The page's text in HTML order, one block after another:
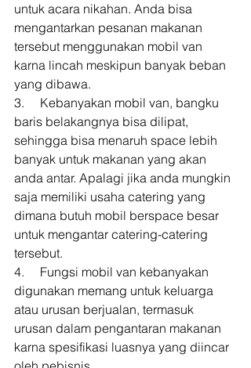
untuk acara nikahan. Anda bisa
mengantarkan pesanan makanan
tersebut menggunakan mobil van
karna lincah meskipun banyak beban
yang dibawa.
3.     Kebanyakan mobil van, bangku
baris belakangnya bisa dilipat,
sehingga bisa menaruh space lebih
banyak untuk makanan yang akan
anda antar. Apalagi jika anda mungkin
saja memiliki usaha catering yang
dimana butuh mobil berspace besar
untuk mengantar catering-catering
tersebut.
4.     Fungsi mobil van kebanyakan
digunakan memang untuk keluarga
atau urusan berjualan, termasuk
urusan dalam pengantaran makanan
karna spesifikasi luasnya yang diincar